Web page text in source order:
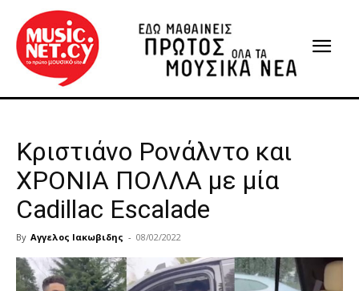
Κριστιάνο Ρονάλντο και
ΧΡΟΝΙΑ ΠΟΛΛΑ με μία
Cadillac Escalade
By Αγγελος Ιακωβιδης - 08/02/2022